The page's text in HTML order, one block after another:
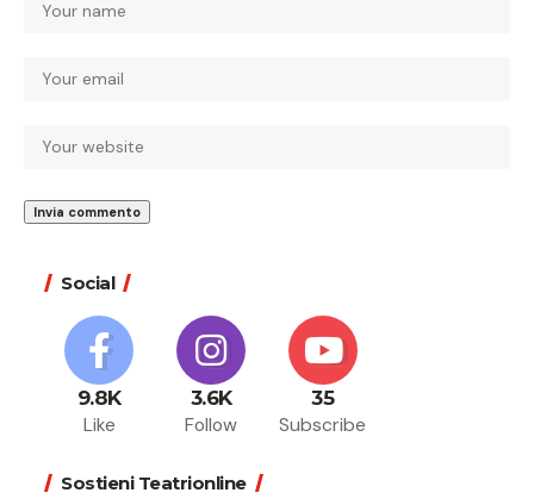
Social
9.8K
Like
3.6K
Follow
35
Subscribe
Sostieni Teatrionline